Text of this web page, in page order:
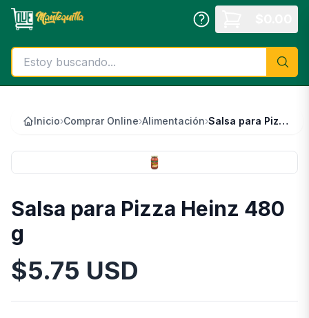
Saltar al contenido principal
Inicio›Comprar Online›Alimentación› Salsa para Pizza Heinz 480 g
Salsa para Pizza Heinz 480
g
Información del Producto
$5.75 USD